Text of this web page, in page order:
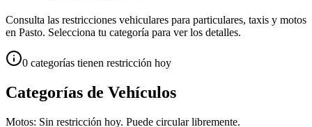
Consulta las restricciones vehiculares para particulares, taxis y motos
en Pasto. Selecciona tu categoría para ver los detalles.
0 categorías tienen restricción hoy
Categorías de Vehículos
Motos: Sin restricción hoy. Puede circular libremente.